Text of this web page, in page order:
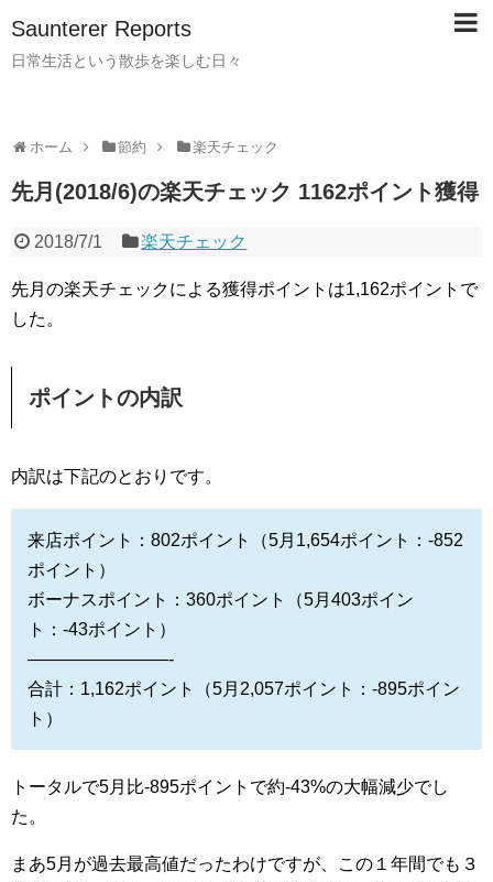
Saunterer Reports
日常生活という散歩を楽しむ日々
ホーム 節約 楽天チェック
先月(2018/6)の楽天チェック 1162ポイント獲得
2018/7/1 楽天チェック
先月の楽天チェックによる獲得ポイントは1,162ポイントで
した。
ポイントの内訳
内訳は下記のとおりです。
来店ポイント：802ポイント（5月1,654ポイント：-852
ポイント）
ボーナスポイント：360ポイント（5月403ポイン
ト：-43ポイント）
————————-
合計：1,162ポイント（5月2,057ポイント：-895ポイン
ト）
トータルで5月比-895ポイントで約-43%の大幅減少でし
た。
まあ5月が過去最高値だったわけですが、この１年間でも３